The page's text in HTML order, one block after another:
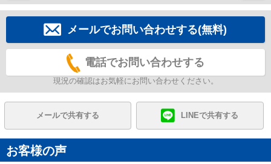
メールでお問い合わせする(無料)
電話でお問い合わせする
現況の確認はお気軽にお問い合わせください。
メールで共有する LINEで共有する
お客様の声